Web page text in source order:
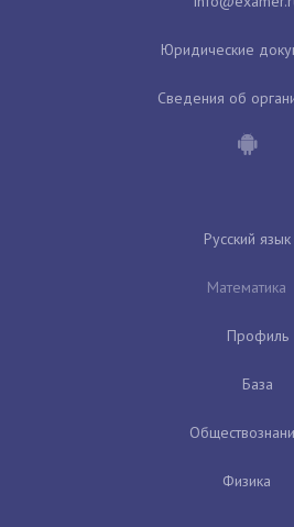
Юридические
Сведения об
Русский язык
Математика
Профиль
База
Физика